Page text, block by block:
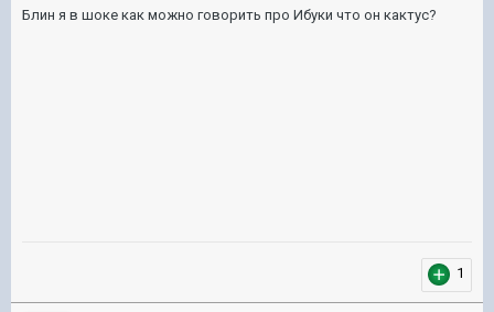
Блин я в шоке как можно говорить про Ибуки что он кактус?
1